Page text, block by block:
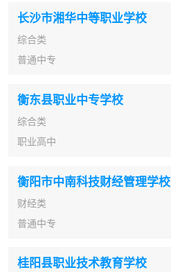
长沙市湘华中等职业学校
综合类
普通中专
衡东县职业中专学校
综合类
职业高中
衡阳市中南科技财经管理学校
财经类
普通中专
桂阳县职业技术教育学校